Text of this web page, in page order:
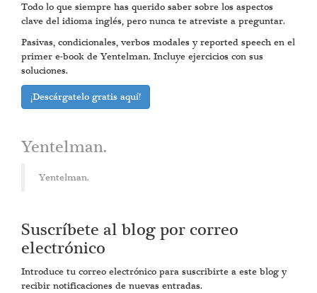
Todo lo que siempre has querido saber sobre los aspectos
clave del idioma inglés, pero nunca te atreviste a preguntar.
Pasivas, condicionales, verbos modales y reported speech en el
primer e-book de Yentelman. Incluye ejercicios con sus
soluciones.
¡Descárgatelo gratis aquí!
Yentelman.
Yentelman.
Suscríbete al blog por correo
electrónico
Introduce tu correo electrónico para suscribirte a este blog y
recibir notificaciones de nuevas entradas.